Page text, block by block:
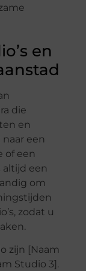
en
die
en
een
of een
altijd een
om
zodat u
zijn [Naam
Studio 3].